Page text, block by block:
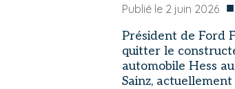
Publié le 2 juin 2026 ■
Président de Ford
quitter le
automobile Hess
Sainz,